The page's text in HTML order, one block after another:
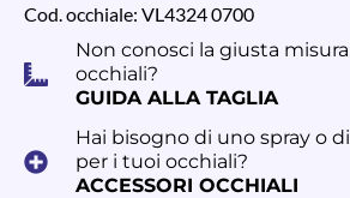
Cod. occhiale: VL4324 0700
Non conosci la giusta
occhiali?
GUIDA ALLA TAGLIA
Hai bisogno di uno spray o
per i tuoi occhiali?
ACCESSORI OCCHIALI